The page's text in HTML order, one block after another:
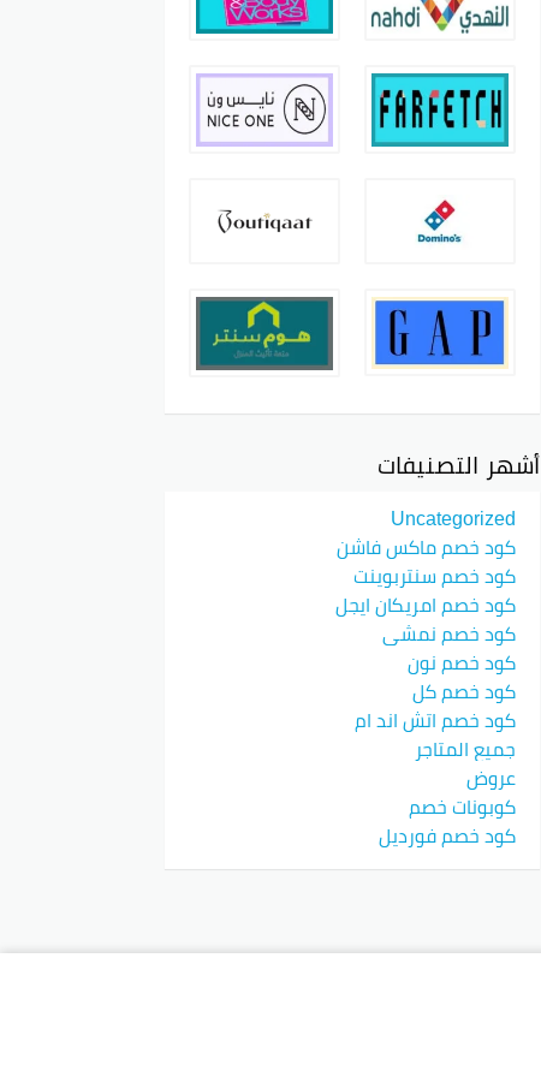
أشهر التصنيفات
Uncategorized
كود خصم ماكس فاشن
كود خصم سنتربوينت
كود خصم امريكان ايجل
كود خصم نمشي
كود خصم نون
كود خصم كل
كود خصم اتش اند ام
جميع المتاجر
عروض
كوبونات خصم
كود خصم فورديل